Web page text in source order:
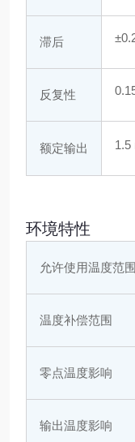
滞后
反复性
额定输出 1.5
环境特性
允许使用温度范围
温度补偿范围
零点温度影响
输出温度影响